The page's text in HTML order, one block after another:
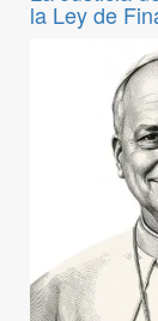
la Ley de